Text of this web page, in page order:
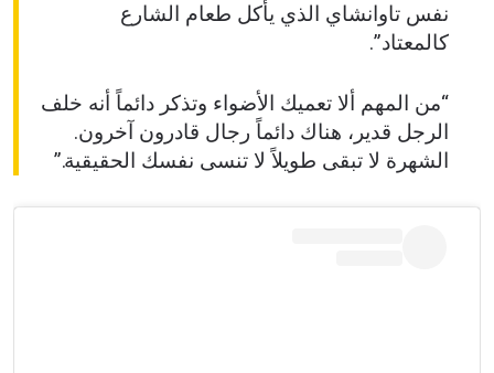
نفس تاوانشاي الذي يأكل طعام الشارع
كالمعتاد”.
“من المهم ألا تعميك الأضواء وتذكر دائماً أنه خلف
الرجل قدير، هناك دائماً رجال قادرون آخرون.
الشهرة لا تبقى طويلاً لا تنسى نفسك الحقيقية.”